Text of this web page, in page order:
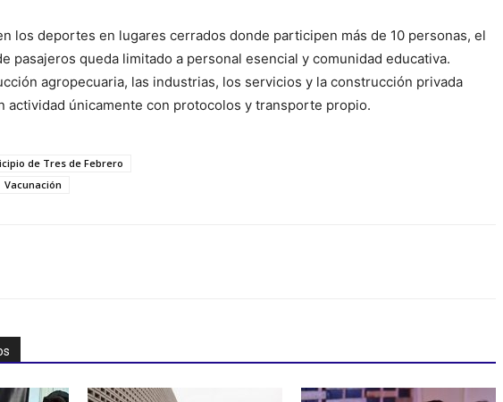
los deportes en lugares cerrados donde participen más de 10 personas, el
pasajeros queda limitado a personal esencial y comunidad educativa.
agropecuaria, las industrias, los servicios y la construcción privada
actividad únicamente con protocolos y transporte propio.
de Tres de Febrero
Vacunación